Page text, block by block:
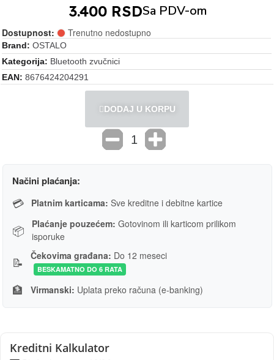
3.400 RSDSa PDV-om
Dostupnost: Trenutno nedostupno
Brand
OSTALO
Kategorija
Bluetooth zvučnici
EAN 8676424204291
DODAJ U KORPU
Načini plaćanja:
💳 Platnim karticama: Sve kreditne i debitne kartice
📦 Plaćanje pouzećem: Gotovinom ili karticom prilikom
isporuke
📝 Čekovima građana: Do 12 meseci
BESKAMATNO DO 6 RATA
🏦 Virmanski: Uplata preko računa (e-banking)
Kreditni Kalkulator